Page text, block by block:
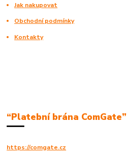
Jak nakupovat
Obchodní podmínky
Kontakty
“Platební brána ComGate”
https://comgate.cz